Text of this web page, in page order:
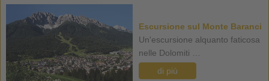
Escursione sul Monte Baranci
Un'escursione alquanto faticosa
nelle Dolomiti …
di più